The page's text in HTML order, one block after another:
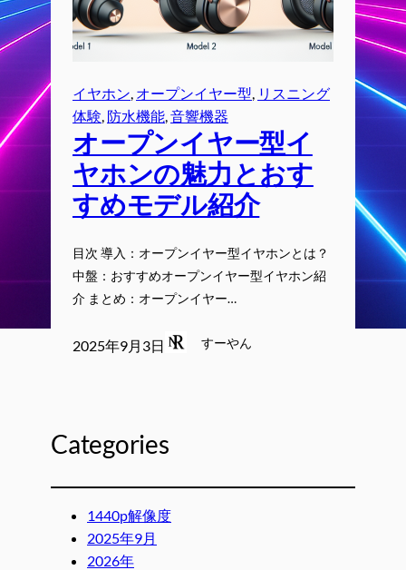
イヤホン, オープンイヤー型, リスニング
体験, 防水機能, 音響機器
オープンイヤー型イ
ヤホンの魅力とおす
すめモデル紹介
目次 導入：オープンイヤー型イヤホンとは？
中盤：おすすめオープンイヤー型イヤホン紹
介 まとめ：オープンイヤー…
2025年9月3日 すーやん
Categories
1440p解像度
2025年9月
2026年